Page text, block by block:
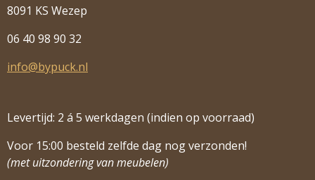
8091 KS Wezep
06 40 98 90 32
info@bypuck.nl
Levertijd: 2 á 5 werkdagen (indien op voorraad)
Voor 15:00 besteld zelfde dag nog verzonden!
(met uitzondering van meubelen)